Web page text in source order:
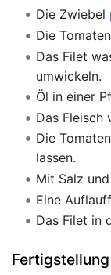
Die Zwiebel
Die
Das Filet
umwickeln.
Öl in einer
Das Fleisch
Die
lassen.
Mit Salz
Eine
Das Filet in
Fertigstellung